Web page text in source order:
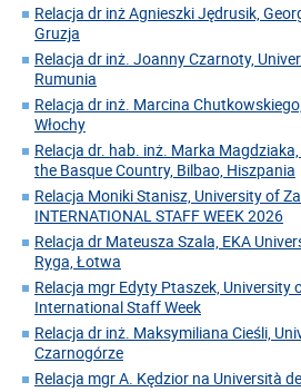
Relacja dr inż Agnieszki Jędrusik,
Gruzja
Relacja dr inż. Joanny Czarnoty,
Rumunia
Relacja dr inż. Marcina
Włochy
Relacja dr. hab. inż. Marka
the Basque Country, Bilbao, Hiszpania
Relacja Moniki Stanisz, University of
INTERNATIONAL STAFF WEEK 2026
Relacja dr Mateusza Szala, EKA
Ryga, Łotwa
Relacja mgr Edyty Ptaszek, University
International Staff Week
Relacja dr inż. Maksymiliana Cieśli,
Czarnogórze
Relacja mgr A. Kędzior na Università